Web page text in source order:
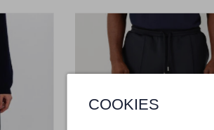
COOKIES